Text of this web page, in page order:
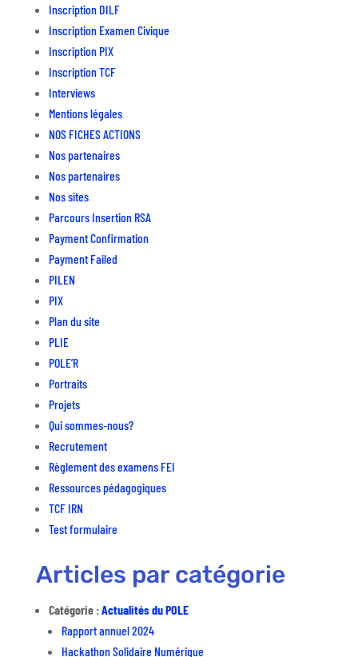
Inscription DILF
Inscription Examen Civique
Inscription PIX
Inscription TCF
Interviews
Mentions légales
NOS FICHES ACTIONS
Nos partenaires
Nos partenaires
Nos sites
Parcours Insertion RSA
Payment Confirmation
Payment Failed
PILEN
PIX
Plan du site
PLIE
POLE’R
Portraits
Projets
Qui sommes-nous?
Recrutement
Règlement des examens FEI
Ressources pédagogiques
TCF IRN
Test formulaire
Articles par catégorie
Catégorie :Actualités du POLE
Rapport annuel 2024
Hackathon Solidaire Numérique